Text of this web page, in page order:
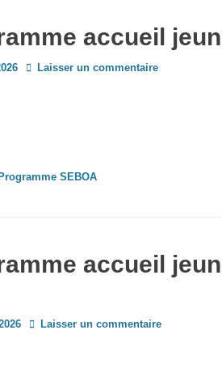
accueil
Laisser un commentaire
Programme SEBOA
accueil
Laisser un commentaire